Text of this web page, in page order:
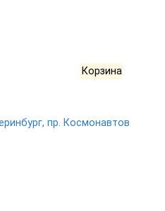
Корзина
пр. Космонавтов